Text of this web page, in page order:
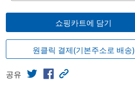
쇼핑카트에 담기
원클릭 결제(기본주소로 배송)
공유